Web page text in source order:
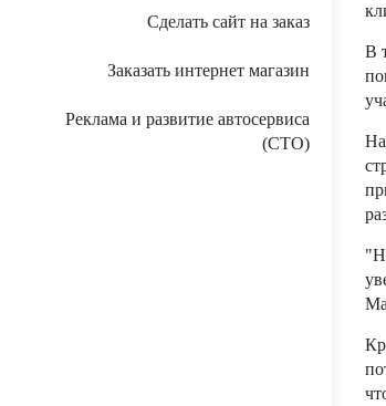
Сделать сайт на заказ
Заказать интернет магазин
Реклама и развитие автосервиса
(СТО)
В